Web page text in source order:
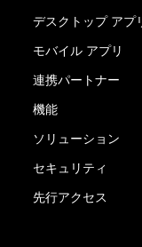
デスクトップ アプ
モバイル アプリ
連携パートナー
機能
ソリューション
セキュリティ
先行アクセス